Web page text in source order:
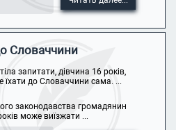
Словаччини
запитати, дівчина 16 років,
їхати до Словаччини сама. ...
законодавства громадянин
може виїзжати ...